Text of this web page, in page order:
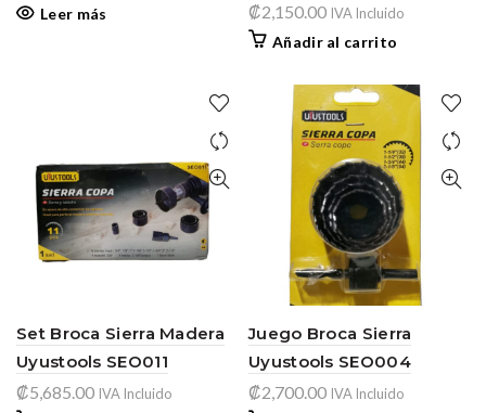
Leer más
₡2,150.00 IVA Incluido
Añadir al carrito
Set Broca Sierra Madera
Uyustools SEO011
₡5,685.00 IVA Incluido
Juego Broca Sierra
Uyustools SEO004
₡2,700.00 IVA Incluido